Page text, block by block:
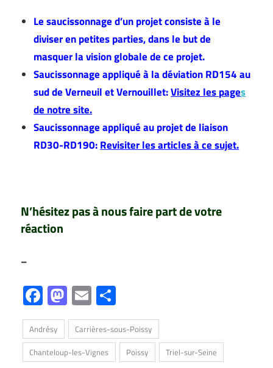
Le saucissonnage d’un projet consiste à le
diviser en petites parties, dans le but de
masquer la vision globale de ce projet.
Saucissonnage appliqué à la déviation RD154 au
sud de Verneuil et Vernouillet:Visitez les pages
de notre site.
Saucissonnage appliqué au projet de liaison
RD30-RD190:Revisiter les articles à ce sujet.
N’hésitez pas à nous faire part de votre
réaction
–
Facebook
Mastodon
Email
Andrésy
Carrières-sous-Poissy
Chanteloup-les-Vignes
Poissy Triel-sur-Seine